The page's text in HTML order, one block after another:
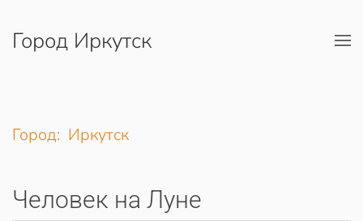
Перейти к содержимому
Город Иркутск
Город: Иркутск
Человек на Луне